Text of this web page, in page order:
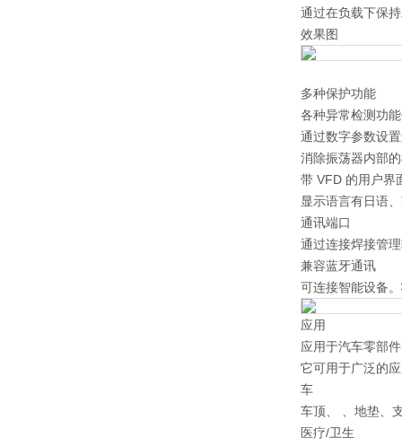
通过在负载下保
效果图
多种保护功能
各种异常检测功
通过数字参数设
消除振荡器内部
带 VFD 的用户界
显示语言有日语
通讯端口
通过连接焊接管
兼容蓝牙通讯
可连接智能设备
应用
应用于汽车零部
它可用于广泛的
车
车顶、
、地垫、
医疗/卫生